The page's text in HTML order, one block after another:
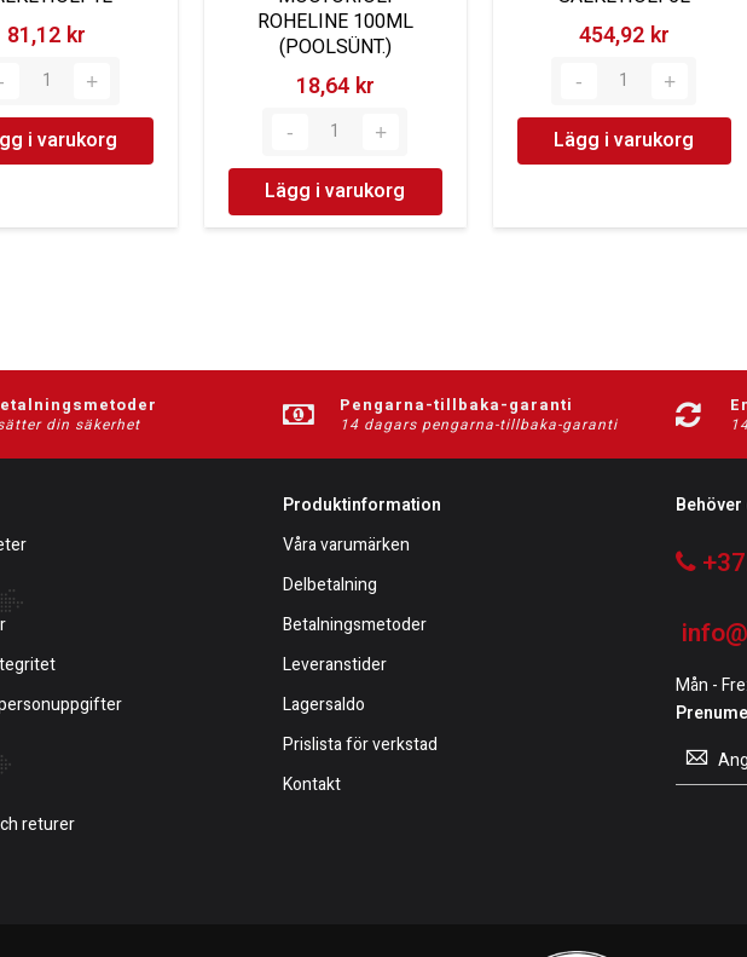
81,12 kr‎
i varukorg
ROHELINE 100ML
(POOLSÜNT.)
18,64 kr‎
Lägg i varukorg
454,92 kr‎
Lägg i varukorg
din säkerhet
Pengarna-tillbaka-garanti
14 dagars pengarna-tillbaka-garanti
returer
Produktinformation
Våra varumärken
Delbetalning
Betalningsmetoder
Leveranstider
Lagersaldo
Prislista för verkstad
Kontakt
Mån -
på
vårt